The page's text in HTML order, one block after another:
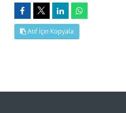
Atıf İçin Kopyala